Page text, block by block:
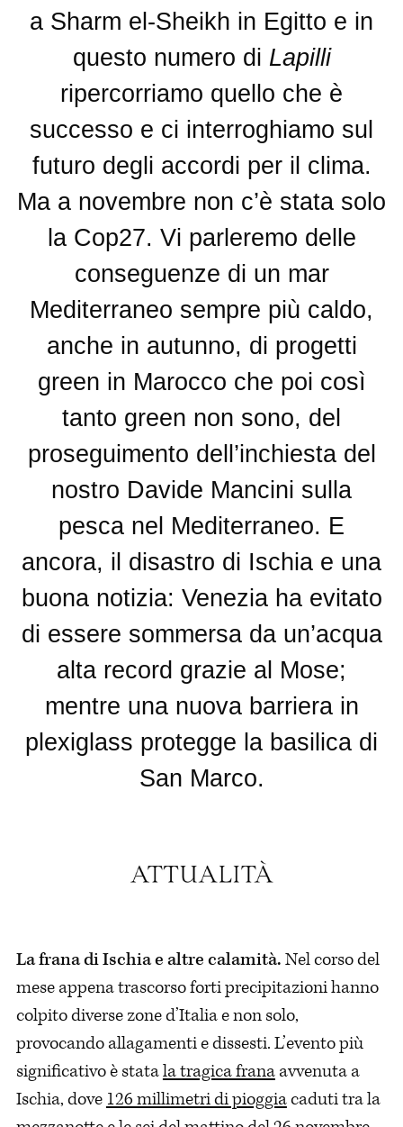
a Sharm el-Sheikh in Egitto e in
questo numero di Lapilli
ripercorriamo quello che è
successo e ci interroghiamo sul
futuro degli accordi per il clima.
Ma a novembre non c’è stata solo
la Cop27. Vi parleremo delle
conseguenze di un mar
Mediterraneo sempre più caldo,
anche in autunno, di progetti
green in Marocco che poi così
tanto green non sono, del
proseguimento dell’inchiesta del
nostro Davide Mancini sulla
pesca nel Mediterraneo. E
ancora, il disastro di Ischia e una
buona notizia: Venezia ha evitato
di essere sommersa da un’acqua
alta record grazie al Mose;
mentre una nuova barriera in
plexiglass protegge la basilica di
San Marco.
La frana di Ischia e altre calamità.Nel corso del
mese appena trascorso forti precipitazioni hanno
colpito diverse zone d’Italia e non solo,
provocando allagamenti e dissesti. L’evento più
significativo è statala tragica franaavvenuta a
Ischia, dove 126 millimetri di pioggiacaduti tra la